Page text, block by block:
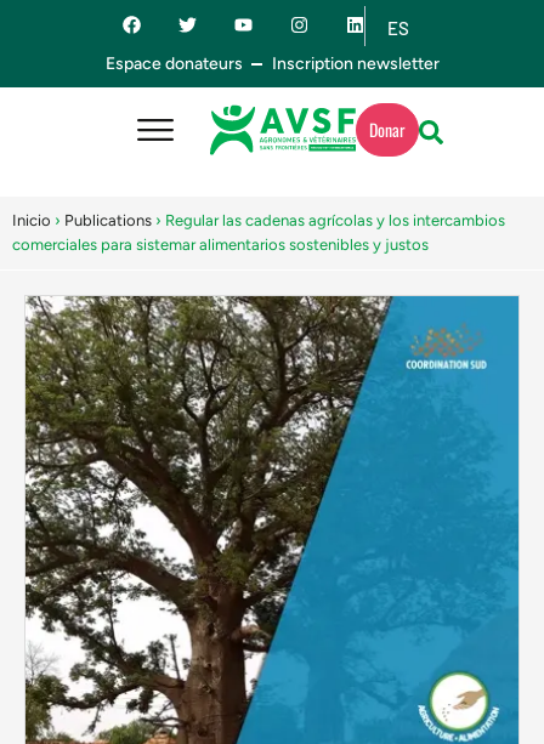
ES
EN
Espace donateurs Inscription newsletter
Donar
Inicio › Publications › Regular las cadenas agrícolas y los intercambios
comerciales para sistemar alimentarios sostenibles y justos